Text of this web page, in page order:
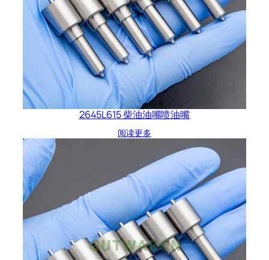
2645L615 柴油油嘴喷油嘴
阅读更多